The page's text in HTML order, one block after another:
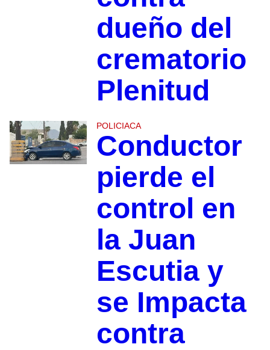
dueño del
crematorio
Plenitud
POLICIACA
Conductor
pierde el
control en
la Juan
Escutia y
se Impacta
contra